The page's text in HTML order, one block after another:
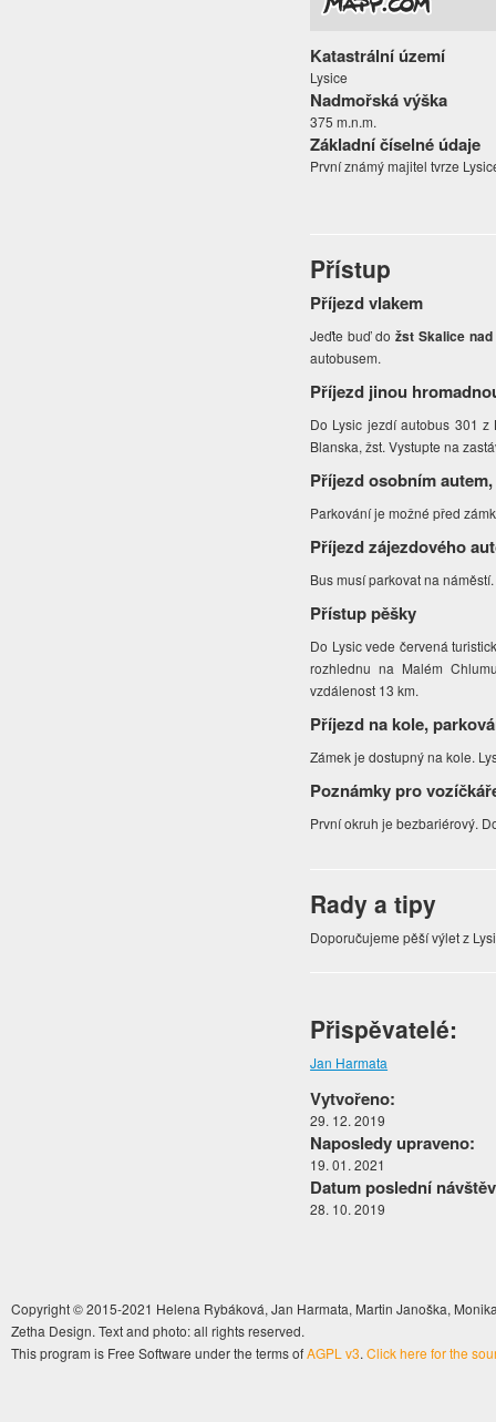
Katastrální území
Lysice
Nadmořská výška
375 m.n.m.
Základní číselné údaje
První známý majitel tvrze
Přístup
Příjezd vlakem
Jeďte buď dožst Skalice
autobusem.
Příjezd jinou
Do Lysic jezdí autobus 301
Blanska, žst. Vystupte na
Příjezd osobním
Parkování je možné před
Příjezd zájezdového
Bus musí parkovat na
Přístup pěšky
Do Lysic vede červená
rozhlednu na Malém
vzdálenost 13 km.
Příjezd na kole,
Zámek je dostupný na kole.
Poznámky pro
První okruh je bezbariérový.
Rady a tipy
Doporučujeme pěší výlet z
Přispěvatelé:
Jan Harmata
Vytvořeno:
29. 12. 2019
Naposledy upraveno:
19. 01. 2021
Datum poslední
28. 10. 2019
Copyright © 2015-2021 Helena Rybáková, Jan Harmata, Martin Janoška,
Zetha Design. Text and photo: all rights reserved.
This program is Free Software under the terms ofAGPL v3. Click here for the